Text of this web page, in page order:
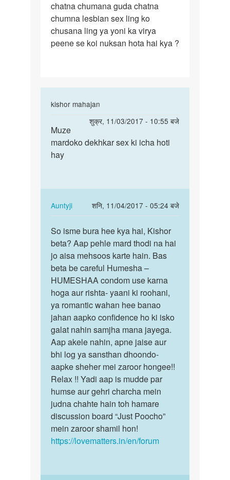
hu
ki
jab
chatna chumana guda chatna
chumna lesbian sex ling ko
chusana ling ya yoni ka virya
peene se koi nuksan hota hai kya ?
kishor mahajan
शुक्र, 11/03/2017 - 10:55 बजे
to
Mujhe
aur
by
Dev
Muze
mardoko
dekhkar
Muze
mardoko dekhkar sex ki icha hoti
hay
Auntyji
शनि, 11/04/2017 - 05:24 बजे
In
reply
to
Muze
mardoko
dekhkar
sex
ki…
by
kishor
mahajan
So
isme
bura
hee
kya
hai,
…
So isme bura hee kya hai, Kishor
beta? Aap pehle mard thodi na hai
jo aisa mehsoos karte hain. Bas
beta be careful Humesha –
HUMESHAA condom use karna
hoga aur rishta- yaani ki roohani,
ya romantic wahan hee banao
jahan aapko confidence ho ki isko
galat nahin samjha mana jayega.
Aap akele nahin, apne jaise aur
bhi log ya sansthan dhoondo-
aapke sheher mei zaroor hongee!!
Relax !! Yadi aap is mudde par
humse aur gehri charcha mein
judna chahte hain toh hamare
discussion board “Just Poocho”
mein zaroor shamil hon!
https://lovematters.in/en/forum